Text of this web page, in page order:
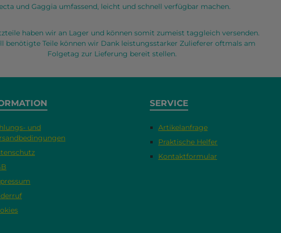
und Gaggia umfassend, leicht und schnell verfügbar machen.
haben wir an Lager und können somit zumeist taggleich versenden.
benötigte Teile können wir Dank leistungsstarker Zulieferer oftmals am
Folgetag zur Lieferung bereit stellen.
und
SERVICE
Artikelanfrage
Praktische Helfer
Kontaktformular